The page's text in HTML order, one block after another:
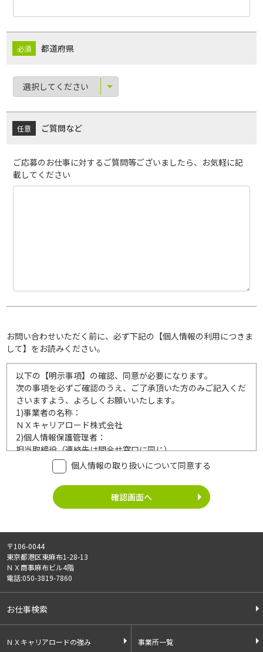
都道府県
ご質問など
ご応募のお仕事に対するご質問等ございましたら、お気軽に記
載してください
お問い合わせいただく前に、必ず下記の【個人情報の利用につきま
して】をお読みください。
以下の【明示事項】の確認、同意が必要になります。
次の事項を必ずご確認のうえ、ご了承頂いた方のみご記入くだ
さいますよう、よろしくお願いいたします。
1)事業者の名称：
ＮＸキャリアロード株式会社
2)個人情報保護管理者：
担当取締役（連絡先は問合せ窓口に同じ）
利用目的：
ご記入頂いた個人情報は、次の利用目的達成の範囲内において
利用いたします。
個人情報の利用
有料職業紹介事業
・請負事業
ご記入頂いた個人情報は、法令等に定める場合を除いて、ご本
人様の同意なく、第三者に提供することはございません。
5)外部の委託：
ご記入頂いた個人情報は、文書保存、サーバー管理等の目的
個人情報の取り扱いについて同意する
〒106-0044
東京都港区東麻布1-28-13
ＮＸ商事麻布ビル4階
電話:050-3819-7860
お仕事検索
ＮＸキャリアロードの強み 事業所一覧